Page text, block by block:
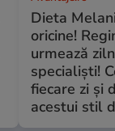
Dieta
oricine!
urmează
specialiști!
fiecare zi și
acestui stil